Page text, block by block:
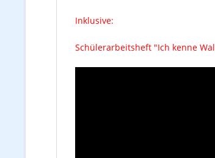
Inklusive:
Schülerarbeitsheft "Ich kenne